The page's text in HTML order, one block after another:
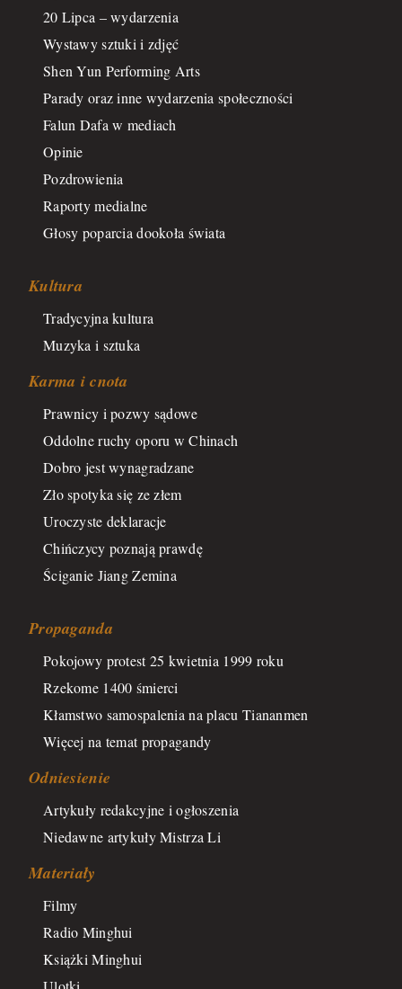
20 Lipca – wydarzenia
Wystawy sztuki i zdjęć
Shen Yun Performing Arts
Parady oraz inne wydarzenia społeczności
Falun Dafa w mediach
Opinie
Pozdrowienia
Raporty medialne
Głosy poparcia dookoła świata
Kultura
Tradycyjna kultura
Muzyka i sztuka
Karma i cnota
Prawnicy i pozwy sądowe
Oddolne ruchy oporu w Chinach
Dobro jest wynagradzane
Zło spotyka się ze złem
Uroczyste deklaracje
Chińczycy poznają prawdę
Ściganie Jiang Zemina
Propaganda
Pokojowy protest 25 kwietnia 1999 roku
Rzekome 1400 śmierci
Kłamstwo samospalenia na placu Tiananmen
Więcej na temat propagandy
Odniesienie
Artykuły redakcyjne i ogłoszenia
Niedawne artykuły Mistrza Li
Materiały
Filmy
Radio Minghui
Książki Minghui